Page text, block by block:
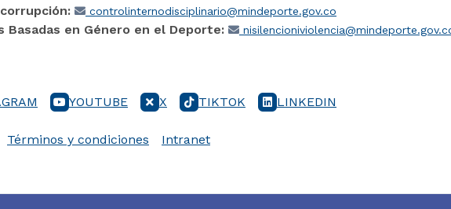
controlinternodisciplinario@mindeporte.gov.co
Basadas en Género en el Deporte:
YOUTUBE X TIKTOK LINKEDIN
Términos y condiciones Intranet